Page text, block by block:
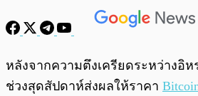
หลังจากความตึงเครียดระหว่างอิห
ช่วงสุดสัปดาห์ส่งผลให้ราคา